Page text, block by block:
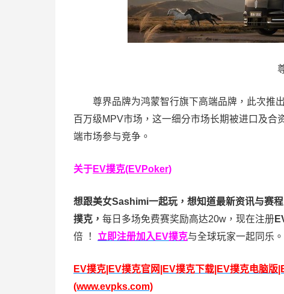
尊界品牌为鸿蒙智行旗下高端品牌，此次推出
百万级MPV市场，这一细分市场长期被进口及
端市场参与竞争。
关于EV撲克(EVPoker)
想跟美女Sashimi一起玩， 想知道最新资讯与赛程
撲克， 每日多场免费赛奖励高达20w，现在注册
倍
！ 立即注册加入EV撲克与全球玩家一起同乐。
EV撲克|EV撲克官网|EV撲克下载|EV撲克电脑
(www.evpks.com)